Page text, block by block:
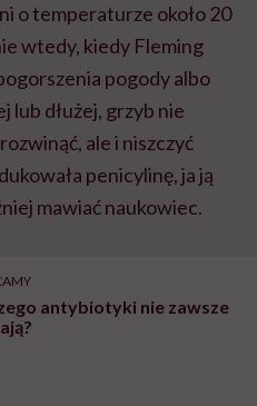
o temperaturze około 20
wtedy, kiedy Fleming
pogody albo
lub dłużej, grzyb nie
ale i niszczyć
penicylinę, ja ją
mawiać naukowiec.
antybiotyki nie zawsze